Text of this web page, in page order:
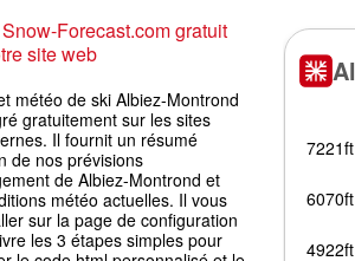
Forecast.com gratuit
site web
météo de ski Albiez-Montrond
gratuitement sur les sites
Il fournit un résumé
de nos prévisions
de Albiez-Montrond et
météo actuelles. Il vous
sur la page de configuration
les 3 étapes simples pour